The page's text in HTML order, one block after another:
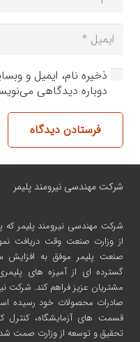
ذخیره نام، ایمیل و
دوباره دیدگاهی
فرستادن دیدگاه
شرکت مهندسی نیرومند پلیمر
شرکت مهندسی نیرومند پلیمر
از وزارت صنعت وقت دریافت
صنعت پلیمر موفق به افزایش
گسترده ای از آمیزه های
مشتریان عزیز فراهم کند. شرکت
صادرات محصولات خود رسیده
قسمت های آزمایشگاه، کنترل
تحقیق و توسعه از وزارت صمت